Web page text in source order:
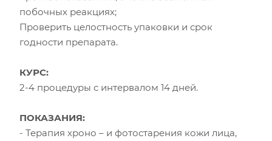
побочных реакциях;
Проверить целостность упаковки и срок
годности препарата.
КУРС:
2-4 процедуры с интервалом 14 дней.
ПОКАЗАНИЯ:
- Терапия хроно – и фотостарения кожи лица,